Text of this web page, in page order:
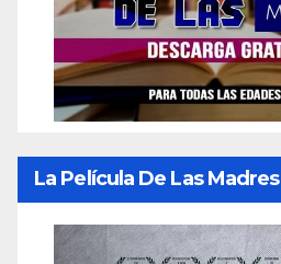
La Película De Las Madres